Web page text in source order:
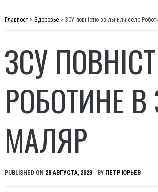
Главпост > Здоровье > ЗСУ повністю звільнили село
ЗСУ
РОБОТИНЕ
МАЛЯР
PUBLISHED ON 28 АВГУСТА, 2023 BY ПЕТР ЮРЬЕВ